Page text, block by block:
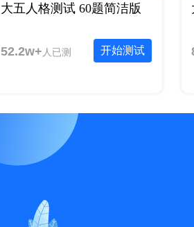
大五人格测试 60题简洁版
开始测试
52.2w+ 人已测